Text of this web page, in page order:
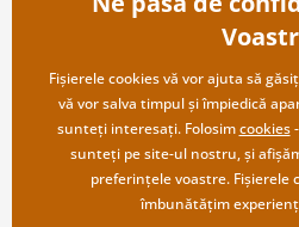
Protecția datelor personale
Transport și modalități de plată
Returnare
Fișierele cookies vă vor ajuta să
vă vor salva timpul și împiedică
sunteți interesați. Folosimcookies-
sunteți pe site-ul nostru, și
preferințele voastre. Fișierele
îmbunătățim